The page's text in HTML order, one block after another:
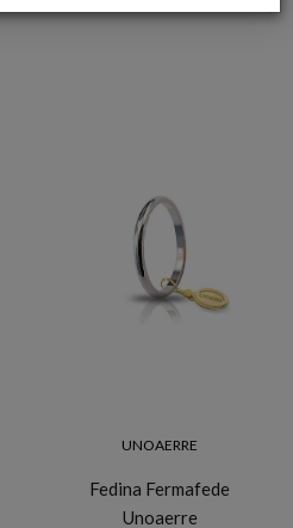
UNOAERRE
Fedina Fermafede
Unoaerre